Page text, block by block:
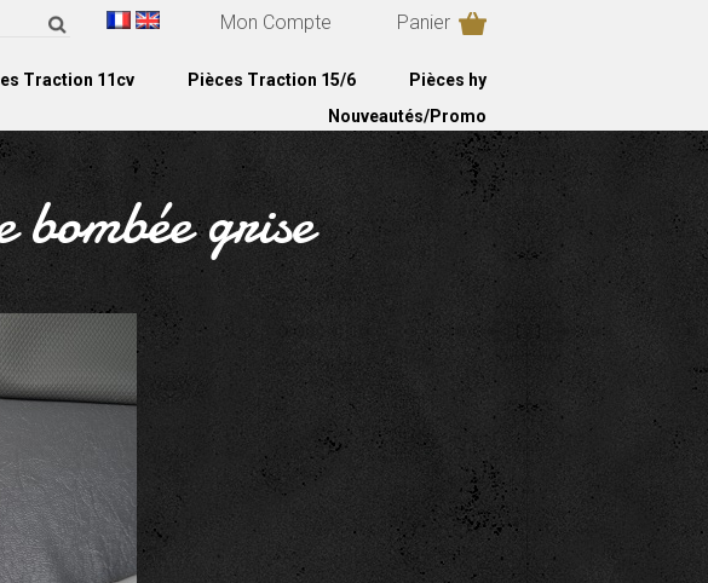
Mon Compte Panier
Traction 11cv Pièces Traction 15/6
Pièces hy
Nouveautés/Promo
grise